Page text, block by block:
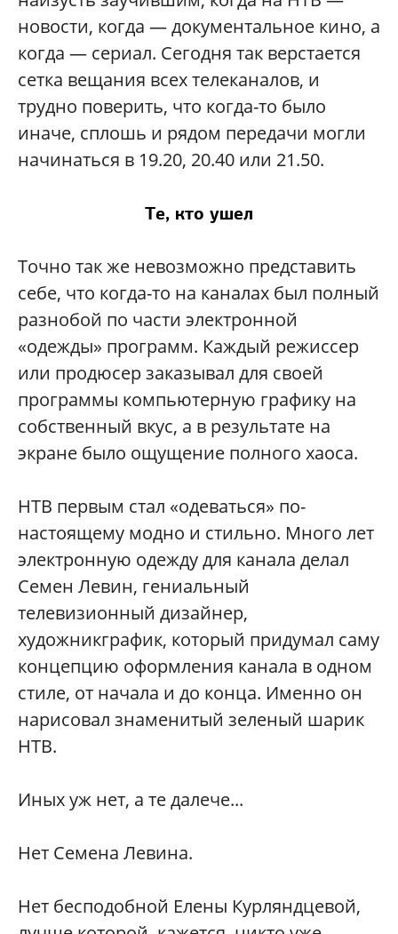
новости, когда — документальное кино, а
когда — сериал. Сегодня так верстается
сетка вещания всех телеканалов, и
трудно поверить, что когда-то было
иначе, сплошь и рядом передачи могли
начинаться в 19.20, 20.40 или 21.50.
Те, кто ушел
Точно так же невозможно представить
себе, что когда-то на каналах был полный
разнобой по части электронной
«одежды» программ. Каждый режиссер
или продюсер заказывал для своей
программы компьютерную графику на
собственный вкус, а в результате на
экране было ощущение полного хаоса.
НТВ первым стал «одеваться» по-
настоящему модно и стильно. Много лет
электронную одежду для канала делал
Семен Левин, гениальный
телевизионный дизайнер,
художникграфик, который придумал саму
концепцию оформления канала в одном
стиле, от начала и до конца. Именно он
нарисовал знаменитый зеленый шарик
НТВ.
Иных уж нет, а те далече...
Нет Семена Левина.
Нет бесподобной Елены Курляндцевой,